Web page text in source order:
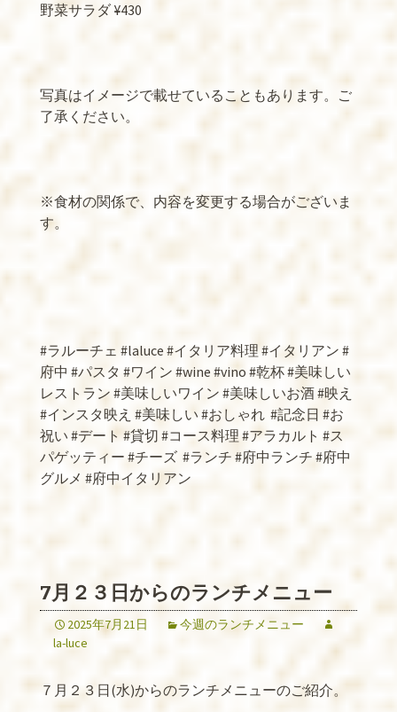
野菜サラダ ¥430
写真はイメージで載せていることもあります。ご
了承ください。
※食材の関係で、内容を変更する場合がございま
す。
#ラルーチェ #laluce #イタリア料理 #イタリアン #
府中 #パスタ #ワイン #wine #vino #乾杯 #美味しい
レストラン #美味しいワイン #美味しいお酒 #映え
#インスタ映え #美味しい #おしゃれ #記念日 #お
祝い #デート #貸切 #コース料理 #アラカルト #ス
パゲッティー #チーズ #ランチ #府中ランチ #府中
グルメ #府中イタリアン
7月２３日からのランチメニュー
2025年7月21日
今週のランチメニュー
la-luce
７月２３日(水)からのランチメニューのご紹介。